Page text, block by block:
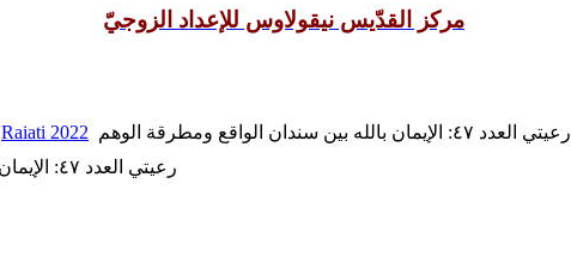
مركز القدّيس نيقولاوس للإعداد الزوجيّ
Raiati 2022
رعيتي العدد ٤٧: الإيمان بالله بين سندان الواقع ومطرقة الوهم
رعيتي العدد ٤٧: الإيمان بالله بين سندان الواقع ومطرقة الوهم